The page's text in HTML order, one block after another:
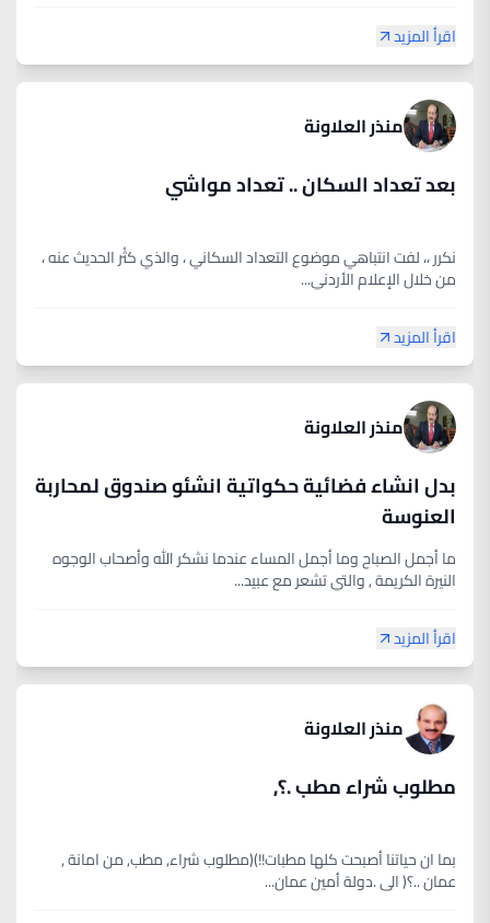
اقرأ المزيد
منذر العلاونة
بعد تعداد السكان .. تعداد مواشي
نكرر ،، لفت انتباهي موضوع التعداد السكاني ، والذي كثُر الحديث عنه ،
من خلال الإعلام الأردني...
اقرأ المزيد
منذر العلاونة
بدل انشاء فضائية حكواتية انشئو صندوق لمحاربة
العنوسة
ما أجمل الصباح وما أجمل المساء عندما نشكر الله وأصحاب الوجوه
النيرة الكريمة , والتي تشعر مع عبيد...
اقرأ المزيد
منذر العلاونة
مطلوب شراء مطب .؟,
بما ان حياتنا أصبحت كلها مطبات!!)(مطلوب شراء, مطب, من امانة ,
عمان ..؟( الى .دولة أمين عمان...